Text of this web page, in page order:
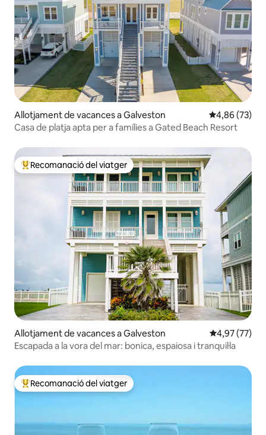
Allotjament de vacances a Galveston 4,86 de
4,86 (73)
Casa de platja apta per a famílies a Gated Beach Resort
Principals recomanacions dels viatgers
Recomanació del viatger
Allotjament de vacances a Galveston 4,97 de
4,97 (77)
Escapada a la vora del mar: bonica, espaiosa i tranquil·la
Principals recomanacions dels viatgers
Recomanació del viatger